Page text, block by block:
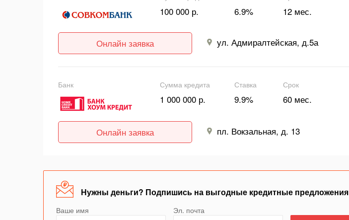
100 000 р. 6.9% 12 мес.
Онлайн заявка ул. Адмиралтейская, д.5а
Банк Сумма кредита
1 000 000 р.
Ставка
9.9%
Срок
60 мес.
Онлайн заявка пл. Вокзальная, д. 13
Нужны деньги? Подпишись на выгодные кредитные предложения
Ваше имя Эл. почта